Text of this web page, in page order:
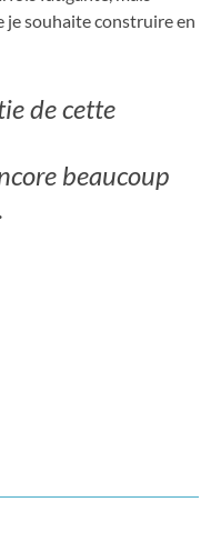
je souhaite construire en
de cette
beaucoup